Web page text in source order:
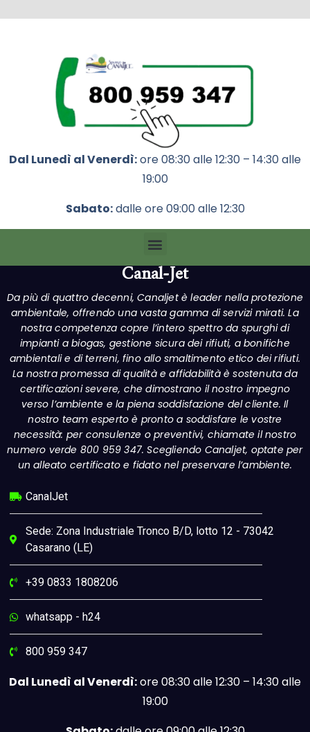
Dal Lunedì al Venerdì:ore 08:30 alle 12:30 – 14:30 alle
19:00
Sabato:dalle ore 09:00 alle 12:30
Canal-Jet
Da più di quattro decenni, Canaljet è leader nella protezione
ambientale, offrendo una vasta gamma di servizi mirati. La
nostra competenza copre l’intero spettro da spurghi di
impianti a biogas, gestione sicura dei rifiuti, a bonifiche
ambientali e di terreni, fino allo smaltimento etico dei rifiuti.
La nostra promessa di qualità e affidabilità è sostenuta da
certificazioni severe, che dimostrano il nostro impegno
verso l’ambiente e la piena soddisfazione del cliente. Il
nostro team esperto è pronto a soddisfare le vostre
necessità: per consulenze o preventivi, chiamate il nostro
numero verde 800 959 347. Scegliendo Canaljet, optate per
un alleato certificato e fidato nel preservare l’ambiente.
CanalJet
Sede: Zona Industriale Tronco B/D, lotto 12 - 73042
Casarano (LE)
+39 0833 1808206
whatsapp - h24
800 959 347
Dal Lunedì al Venerdì:ore 08:30 alle 12:30 – 14:30 alle
19:00